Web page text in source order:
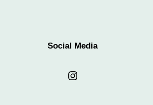
Social Media
Instagram